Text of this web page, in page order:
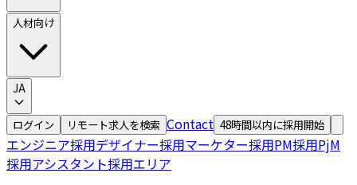
人材向け
JA
ログイン リモート求人を検索 Contact 48時間以内に採用開始
エンジニア採用デザイナー採用マーケター採用PM採用PjM
採用アシスタント採用エリア